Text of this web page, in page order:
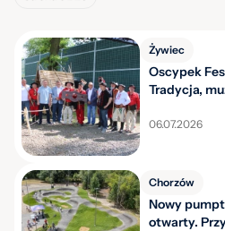
Żywiec
Oscypek
Tradycja,
06.07.2026
Chorzów
Nowy
otwarty.